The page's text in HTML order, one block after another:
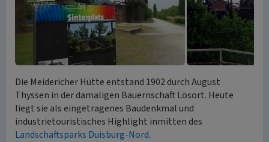
Die Meidericher Hütte entstand 1902 durch August
Thyssen in der damaligen Bauernschaft Lösort. Heute
liegt sie als eingetragenes Baudenkmal und
industrietouristisches Highlight inmitten des
Landschaftsparks Duisburg-Nord.